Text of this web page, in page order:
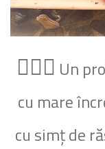
🙋🏽‍♂️ Un
cu mare
cu simț de